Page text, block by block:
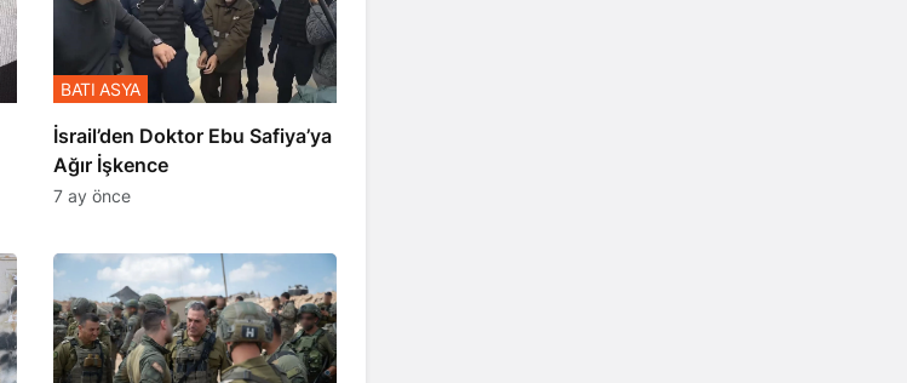
İsrail’den Doktor Ebu Safiya’ya
Ağır İşkence
BATI ASYA
7 ay önce